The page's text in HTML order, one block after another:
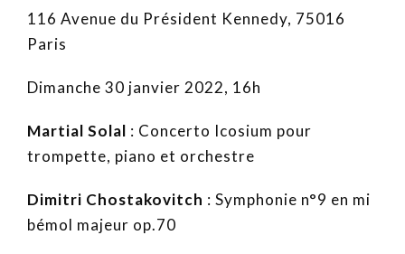
116 Avenue du Président Kennedy, 75016
Paris
Dimanche 30 janvier 2022, 16h
Martial Solal : Concerto Icosium pour
trompette, piano et orchestre
Dimitri Chostakovitch : Symphonie n°9 en mi
bémol majeur op.70